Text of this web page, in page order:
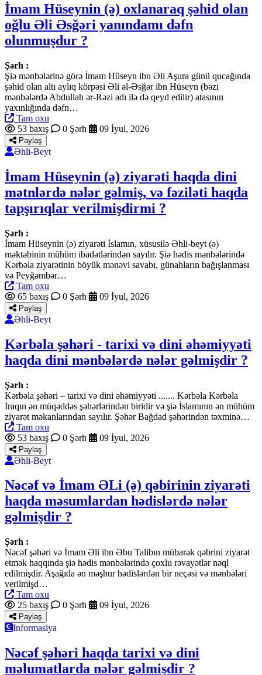
İmam Hüseynin (ə) oxlanaraq şəhid olan
oğlu Əli Əsğəri yanındamı dəfn
olunmuşdur ?
Şərh :
Şiə mənbələrinə görə İmam Hüseyn ibn Əli Aşura günü qucağında
şəhid olan altı aylıq körpəsi Əli əl-Əsğər ibn Hüseyn (bəzi
mənbələrdə Abdullah ər-Rəzi adı ilə də qeyd edilir) atasının
yaxınlığında dəfn…
Tam oxu
53 baxış
0 Şərh 09 İyul, 2026
Paylaş
Əhli-Beyt
İmam Hüseynin (ə) ziyarəti haqda dini
mətnlərdə nələr gəlmiş, və fəziləti haqda
tapşırıqlar verilmişdirmi ?
Şərh :
İmam Hüseynin (ə) ziyarəti İslamın, xüsusilə Əhli-beyt (ə)
məktəbinin mühüm ibadətlərindən sayılır. Şiə hədis mənbələrində
Kərbəla ziyarətinin böyük mənəvi savabı, günahların bağışlanması
və Peyğəmbər…
Tam oxu
65 baxış
0 Şərh 09 İyul, 2026
Paylaş
Əhli-Beyt
Kərbəla şəhəri - tarixi və dini əhəmiyyəti
haqda dini mənbələrdə nələr gəlmişdir ?
Şərh :
Kərbəla şəhəri – tarixi və dini əhəmiyyəti ....... Kərbəla Kərbəla
İraqın ən müqəddəs şəhərlərindən biridir və şiə İslamının ən mühüm
ziyarət məkanlarından sayılır. Şəhər Bağdad şəhərindən təxminə…
Tam oxu
53 baxış
0 Şərh 09 İyul, 2026
Paylaş
Əhli-Beyt
Nəcəf və İmam ƏLi (ə) qəbirinin ziyarəti
haqda məsumlardan hədislərdə nələr
gəlmişdir ?
Şərh :
Nəcəf şəhəri və İmam Əli ibn Əbu Talibın mübarək qəbrini ziyarət
etmək haqqında şiə hədis mənbələrində çoxlu rəvayətlər nəql
edilmişdir. Aşağıda ən məşhur hədislərdən bir neçəsi və mənbələri
verilmişd…
Tam oxu
25 baxış
0 Şərh 09 İyul, 2026
Paylaş
Informasiya
Nəcəf şəhəri haqda tarixi və dini
məlumatlarda nələr gəlmişdir ?